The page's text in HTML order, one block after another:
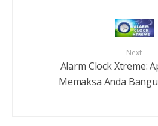
Next
Alarm Clock Xtreme:
Memaksa Anda